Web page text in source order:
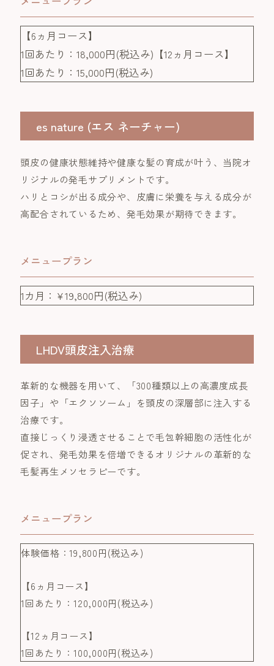
【6ヵ月コース】
1回あたり：18,000円(税込み)【12ヵ月コース】
1回あたり：15,000円(税込み)
es nature (エス ネーチャー)
頭皮の健康状態維持や健康な髪の育成が叶う、当院オ
リジナルの発毛サプリメントです。
ハリとコシが出る成分や、皮膚に栄養を与える成分が
高配合されているため、発毛効果が期待できます。
メニュープラン
1カ月：¥19,800円(税込み)
LHDV頭皮注入治療
革新的な機器を用いて、「300種類以上の高濃度成長
因子」や「エクソソーム」を頭皮の深層部に注入する
治療です。
直接じっくり浸透させることで毛包幹細胞の活性化が
促され、発毛効果を倍増できるオリジナルの革新的な
毛髪再生メソセラピーです。
メニュープラン
体験価格：19,800円(税込み)
【6ヵ月コース】
1回あたり：120,000円(税込み)
【12ヵ月コース】
1回あたり：100,000円(税込み)